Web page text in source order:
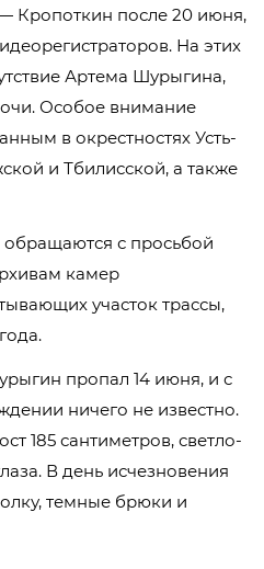
Кропоткин после 20 июня,
На этих
Артема Шурыгина,
Особое внимание
в окрестностях Усть-
и Тбилисской, а также
с просьбой
камер
участок трассы,
пропал 14 июня, и с
ничего не известно.
185 сантиметров, светло-
В день исчезновения
темные брюки и